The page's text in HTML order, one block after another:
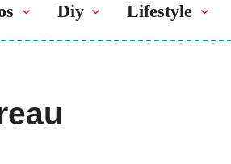
Diy Lifestyle